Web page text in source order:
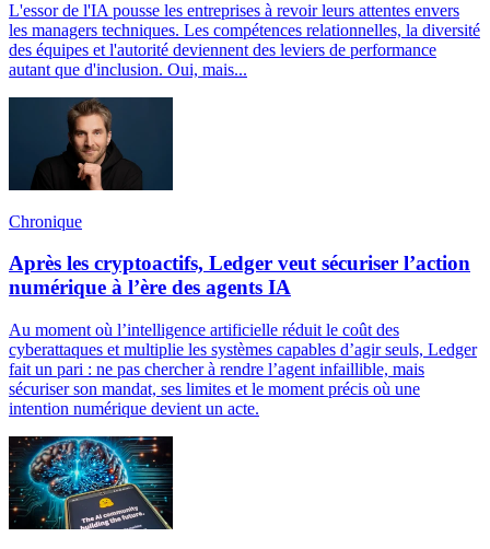
L'essor de l'IA pousse les entreprises à revoir leurs attentes envers
les managers techniques. Les compétences relationnelles, la diversité
des équipes et l'autorité deviennent des leviers de performance
autant que d'inclusion. Oui, mais...
Chronique
Après les cryptoactifs, Ledger veut sécuriser l’action
numérique à l’ère des agents IA
Au moment où l’intelligence artificielle réduit le coût des
cyberattaques et multiplie les systèmes capables d’agir seuls, Ledger
fait un pari : ne pas chercher à rendre l’agent infaillible, mais
sécuriser son mandat, ses limites et le moment précis où une
intention numérique devient un acte.